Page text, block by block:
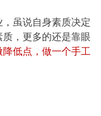
虽说自身素质决定
，更多的还是靠眼
低点，做一个手工